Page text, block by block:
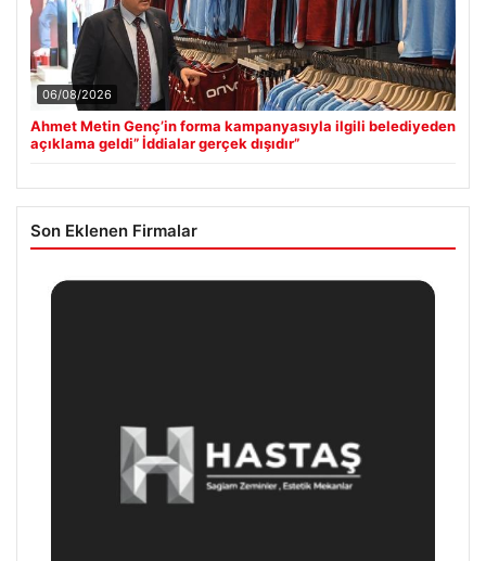
06/08/2026
Ahmet Metin Genç’in forma kampanyasıyla ilgili belediyeden
açıklama geldi” İddialar gerçek dışıdır”
Son Eklenen Firmalar